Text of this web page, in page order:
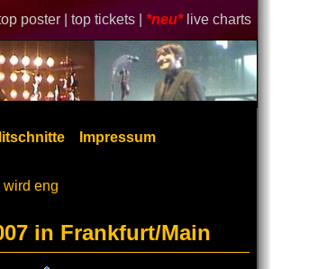
poster | top tickets | *neu* live charts
Impressum
wird eng
in Frankfurt/Main